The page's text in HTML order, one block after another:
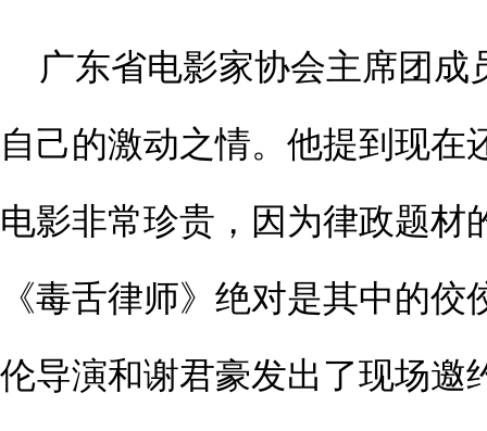
广东省电影家协会主席团
自己的激动之情。他提到现在
电影非常珍贵，因为律政题材
《毒舌律师》绝对是其中的
伦导演和谢君豪发出了现场